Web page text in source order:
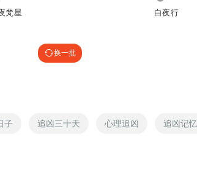
梵星 白夜行
换一批
子 追凶三十天 心理追凶 追凶记